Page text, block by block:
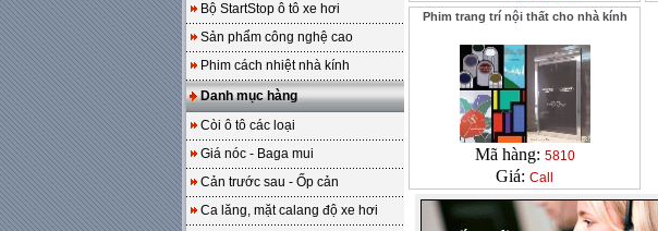
Bộ StartStop ô tô xe hơi
Sản phẩm công nghệ cao
Phim cách nhiệt nhà kính
Danh mục hàng
Còi ô tô các loại
Giá nóc - Baga mui
Cản trước sau - Ốp cản
Ca lăng, mặt calang độ xe hơi
Phim trang trí nội thất cho nhà kính
Mã hàng: 5810
Giá: Call